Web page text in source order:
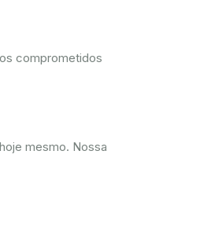
comprometidos
mesmo. Nossa